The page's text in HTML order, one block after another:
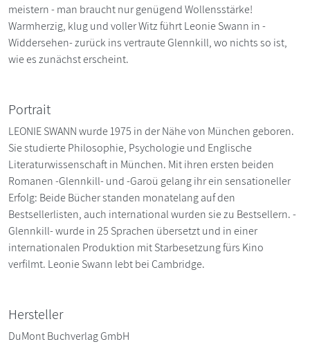
meistern - man braucht nur genügend Wollensstärke!
Warmherzig, klug und voller Witz führt Leonie Swann in -
Widdersehen- zurück ins vertraute Glennkill, wo nichts so ist,
wie es zunächst erscheint.
Portrait
LEONIE SWANN wurde 1975 in der Nähe von München geboren.
Sie studierte Philosophie, Psychologie und Englische
Literaturwissenschaft in München. Mit ihren ersten beiden
Romanen -Glennkill- und -Garoü gelang ihr ein sensationeller
Erfolg: Beide Bücher standen monatelang auf den
Bestsellerlisten, auch international wurden sie zu Bestsellern. -
Glennkill- wurde in 25 Sprachen übersetzt und in einer
internationalen Produktion mit Starbesetzung fürs Kino
verfilmt. Leonie Swann lebt bei Cambridge.
Hersteller
DuMont Buchverlag GmbH